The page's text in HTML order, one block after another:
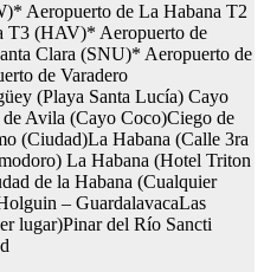
Aeropuerto de La Habana T2
T3 (HAV)* Aeropuerto de
Clara (SNU)* Aeropuerto de
de Varadero
(Playa Santa Lucía) Cayo
Avila (Cayo Coco)Ciego de
(Ciudad)La Habana (Calle 3ra
La Habana (Hotel Triton
de la Habana (Cualquier
– GuardalavacaLas
lugar)Pinar del Río Sancti